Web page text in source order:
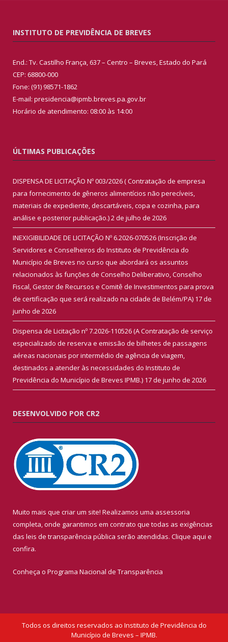
INSTITUTO DE PREVIDÊNCIA DE BREVES
End.: Tv. Castilho França, 637 – Centro – Breves, Estado do Pará
CEP: 68800-000
Fone: (91) 98571-1862
E-mail: presidencia@ipmb.breves.pa.gov.br
Horário de atendimento: 08:00 às 14:00
ÚLTIMAS PUBLICAÇÕES
DISPENSA DE LICITAÇÃO Nº 003/2026 ( Contratação de empresa
para fornecimento de gêneros alimentícios não perecíveis,
materiais de expediente, descartáveis, copa e cozinha, para
análise e posterior publicação.)2 de julho de 2026
INEXIGIBILIDADE DE LICITAÇÃO Nº 6.2026-070526 (Inscrição de
Servidores e Conselheiros do Instituto de Previdência do
Município de Breves no curso que abordará os assuntos
relacionados às funções de Conselho Deliberativo, Conselho
Fiscal, Gestor de Recursos e Comitê de Investimentos para prova
de certificação que será realizado na cidade de Belém/PA) 17 de
junho de 2026
Dispensa de Licitação nº 7.2026-110526 (A Contratação de serviço
especializado de reserva e emissão de bilhetes de passagens
aéreas nacionais por intermédio de agência de viagem,
destinados a atender às necessidades do Instituto de
Previdência do Município de Breves IPMB.) 17 de junho de 2026
DESENVOLVIDO POR CR2
Muito mais que criar um site! Realizamos uma assessoria
completa, onde garantimos em contrato que todas as exigências
das leis de transparência pública serão atendidas. Clique aqui e
confira.
Conheça o Programa Nacional de Transparência
Todos os direitos reservados ao Instituto de Previdência do
Município de Breves – IPMB.